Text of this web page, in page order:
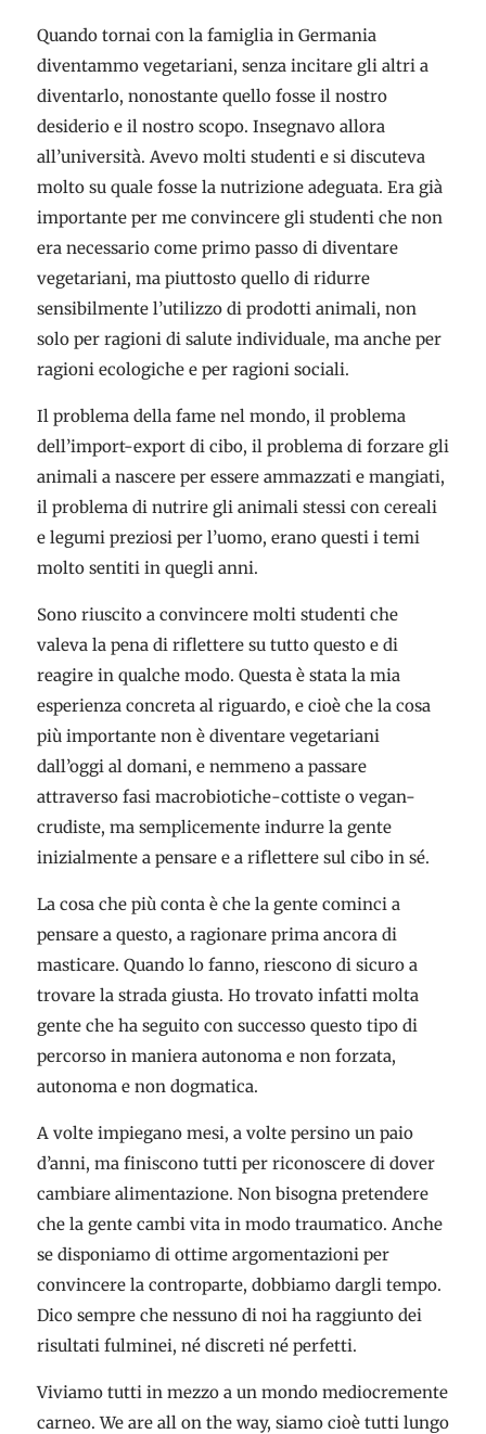
Quando tornai con la famiglia in Germania
diventammo vegetariani, senza incitare gli altri a
diventarlo, nonostante quello fosse il nostro
desiderio e il nostro scopo. Insegnavo allora
all’università. Avevo molti studenti e si discuteva
molto su quale fosse la nutrizione adeguata. Era già
importante per me convincere gli studenti che non
era necessario come primo passo di diventare
vegetariani, ma piuttosto quello di ridurre
sensibilmente l’utilizzo di prodotti animali, non
solo per ragioni di salute individuale, ma anche per
ragioni ecologiche e per ragioni sociali.
Il problema della fame nel mondo, il problema
dell’import-export di cibo, il problema di forzare gli
animali a nascere per essere ammazzati e mangiati,
il problema di nutrire gli animali stessi con cereali
e legumi preziosi per l’uomo, erano questi i temi
molto sentiti in quegli anni.
Sono riuscito a convincere molti studenti che
valeva la pena di riflettere su tutto questo e di
reagire in qualche modo. Questa è stata la mia
esperienza concreta al riguardo, e cioè che la cosa
più importante non è diventare vegetariani
dall’oggi al domani, e nemmeno a passare
attraverso fasi macrobiotiche-cottiste o vegan-
crudiste, ma semplicemente indurre la gente
inizialmente a pensare e a riflettere sul cibo in sé.
La cosa che più conta è che la gente cominci a
pensare a questo, a ragionare prima ancora di
masticare. Quando lo fanno, riescono di sicuro a
trovare la strada giusta. Ho trovato infatti molta
gente che ha seguito con successo questo tipo di
percorso in maniera autonoma e non forzata,
autonoma e non dogmatica.
A volte impiegano mesi, a volte persino un paio
d’anni, ma finiscono tutti per riconoscere di dover
cambiare alimentazione. Non bisogna pretendere
che la gente cambi vita in modo traumatico. Anche
se disponiamo di ottime argomentazioni per
convincere la controparte, dobbiamo dargli tempo.
Dico sempre che nessuno di noi ha raggiunto dei
risultati fulminei, né discreti né perfetti.
Viviamo tutti in mezzo a un mondo mediocremente
carneo. We are all on the way, siamo cioè tutti lungo